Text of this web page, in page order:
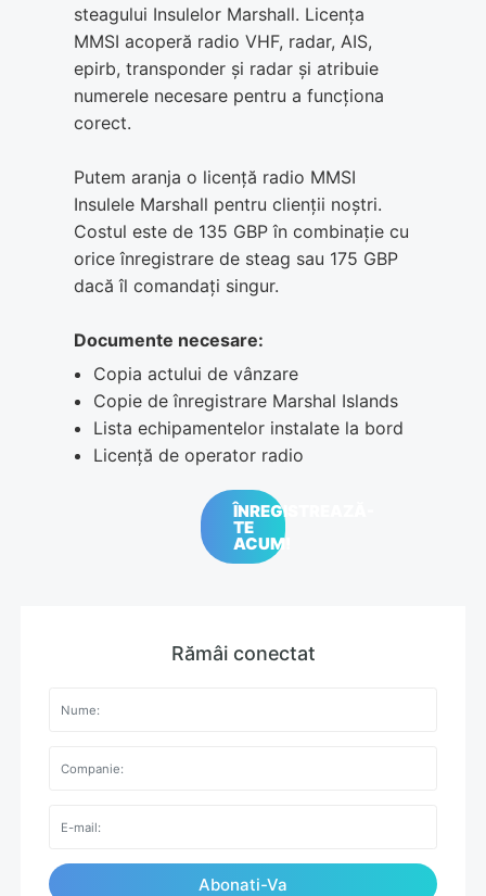
steagului Insulelor Marshall. Licența
MMSI acoperă radio VHF, radar, AIS,
epirb, transponder și radar și atribuie
numerele necesare pentru a funcționa
corect.
Putem aranja o licență radio MMSI
Insulele Marshall pentru clienții noștri.
Costul este de 135 GBP în combinație cu
orice înregistrare de steag sau 175 GBP
dacă îl comandați singur.
Documente necesare:
Copia actului de vânzare
Copie de înregistrare Marshal Islands
Lista echipamentelor instalate la bord
Licență de operator radio
ÎNREGISTREAZĂ-
TE
ACUM!
Rămâi conectat
Abonati-Va